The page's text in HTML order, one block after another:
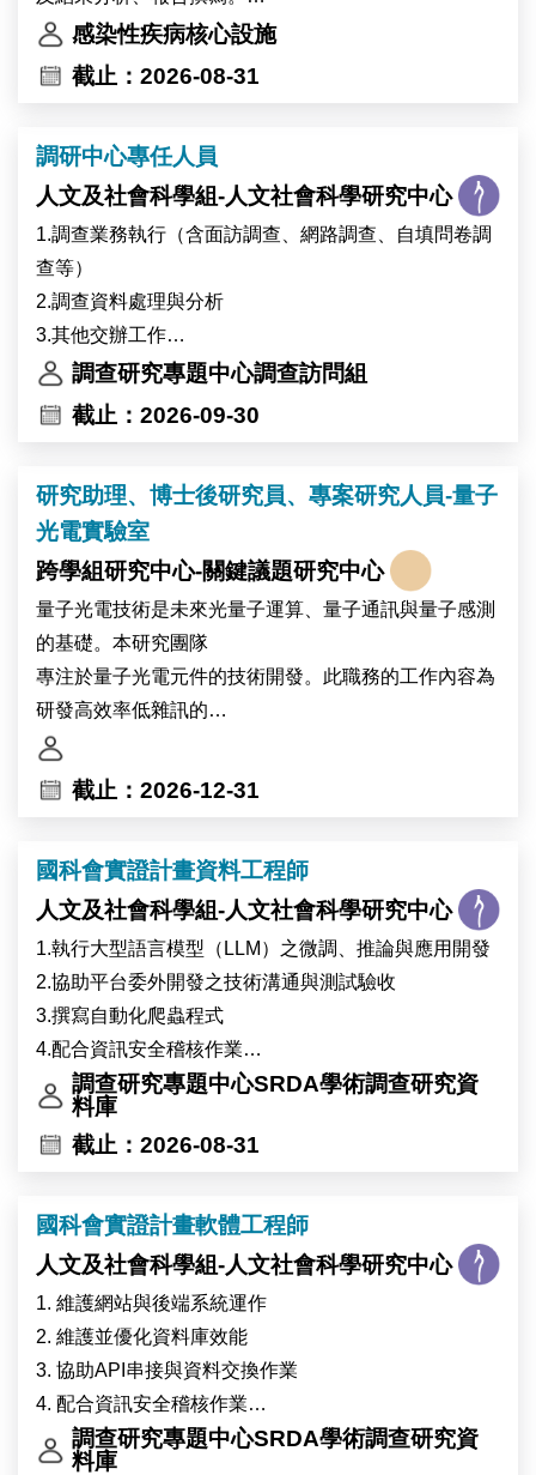
analyses
- Perform bioinformatic analyses (e.g., genome
- Manage routine laboratory tasks and other assigned
duties
- 田野採樣（主要於道路、都市綠地及農業環境）
- 共生菌株與宿主植物之分離、培養與維護
- 執行微生物與分子實驗（如 DNA 萃取、NGS 文庫製
備與定序）
- 進行生物資訊分析（基因體組裝、註解、系統基因體
學等）
3.其他交辦事項。
感染性疾病核心設施
截止：2026-08-31
調研中心專任人員
人文及社會科學組-人文社會科學研究中心
1.調查業務執行（含面訪調查、網路調查、自填問卷調
查等）
2.調查資料處理與分析
3.其他交辦工作
(本職務係適用勞動基準法)
調查研究專題中心調查訪問組
截止：2026-09-30
研究助理、博士後研究員、專案研究人員-量子
光電實驗室
跨學組研究中心-關鍵議題研究中心
量子光電技術是未來光量子運算、量子通訊與量子感測
的基礎。本研究團隊
專注於量子光電元件的技術開發。此職務的工作內容為
研發高效率低雜訊的
超導奈米線單光子偵測器。
截止：2026-12-31
國科會實證計畫資料工程師
人文及社會科學組-人文社會科學研究中心
1.執行大型語言模型（LLM）之微調、推論與應用開發
2.協助平台委外開發之技術溝通與測試驗收
3.撰寫自動化爬蟲程式
4.配合資訊安全稽核作業
5.協助國科會專案計畫執行與其他交辦事項
調查研究專題中心SRDA學術調查研究資
料庫
截止：2026-08-31
國科會實證計畫軟體工程師
人文及社會科學組-人文社會科學研究中心
1. 維護網站與後端系統運作
2. 維護並優化資料庫效能
3. 協助API串接與資料交換作業
4. 配合資訊安全稽核作業
5. 協助國科會專案計畫執行與其他交辦事項
調查研究專題中心SRDA學術調查研究資
料庫